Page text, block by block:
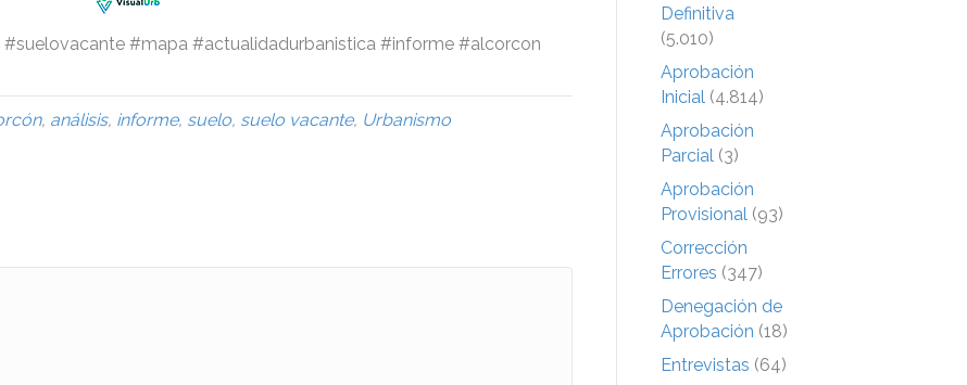
#mapa #actualidadurbanistica #informe #alcorcon
, análisis, informe, suelo, suelo vacante, Urbanismo
Definitiva
(5.010)
Aprobación
Inicial (4.814)
Aprobación
Parcial (3)
Aprobación
Provisional (93)
Corrección
Errores (347)
Denegación de
Aprobación (18)
Entrevistas (64)